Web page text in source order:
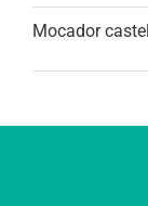
Mocador